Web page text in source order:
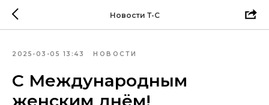
Новости Т-С
2025-03-05 13:43 НОВОСТИ
С Международным
женским днём!